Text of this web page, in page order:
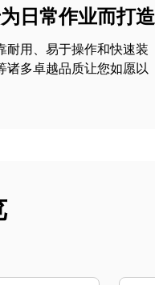
日常作业而打造
耐用、易于操作和快速装
诸多卓越品质让您如愿以